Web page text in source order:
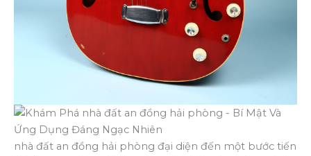
nhà đất an đồng hải phòng đại diện đến một bước tiến